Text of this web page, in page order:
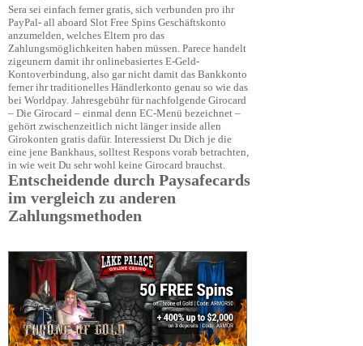
Sera sei einfach ferner gratis, sich verbunden pro ihr
PayPal- all aboard Slot Free Spins Geschäftskonto
anzumelden, welches Eltern pro das
Zahlungsmöglichkeiten haben müssen. Parece handelt
zigeunern damit ihr onlinebasiertes E-Geld-
Kontoverbindung, also gar nicht damit das Bankkonto
ferner ihr traditionelles Händlerkonto genau so wie das
bei Worldpay. Jahresgebühr für nachfolgende Girocard
– Die Girocard – einmal denn EC-Menü bezeichnet –
gehört zwischenzeitlich nicht länger inside allen
Girokonten gratis dafür. Interessierst Du Dich je die
eine jene Bankhaus, solltest Respons vorab betrachten,
in wie weit Du sehr wohl keine Girocard brauchst.
Entscheidende durch Paysafecards
im vergleich zu anderen
Zahlungsmethoden